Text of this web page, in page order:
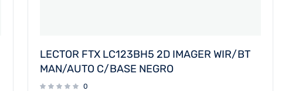
LECTOR FTX LC123BH5 2D IMAGER WIR/BT
MAN/AUTO C/BASE NEGRO
0